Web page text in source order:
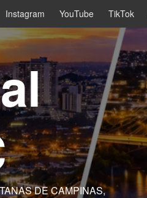
Instagram YouTube TikTok
DE CAMPINAS,